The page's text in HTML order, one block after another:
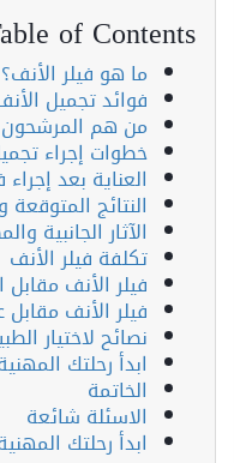
of Contents
ما هو فيلر الأنف؟
فوائد تجميل
من هم المرشحون
خطوات إجراء
العناية بعد إجراء
النتائج
الآثار الجانبية
تكلفة فيلر الأنف
فيلر الأنف
فيلر الأنف
نصائح لاختيار
ابدأ رحلتك
الخاتمة
الاسئلة شائعة
ابدأ رحلتك